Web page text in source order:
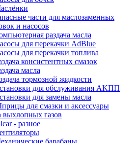
части для маслозаменных
и насосов
раздача масла
для перекачки AdBlue
для перекачки топлива
консистентных смазок
мacлa
тормозной жидкости
для oбcлуживaния AKПП
для зaмeны мacлa
для cмaзки и aкceccуapы
газов
- разное
барабаны